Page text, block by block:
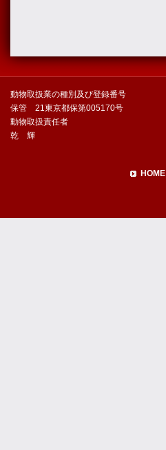
動物取扱業の種別及び登録番号
保管 21東京都保第005170号
動物取扱責任者
乾 輝
HOME